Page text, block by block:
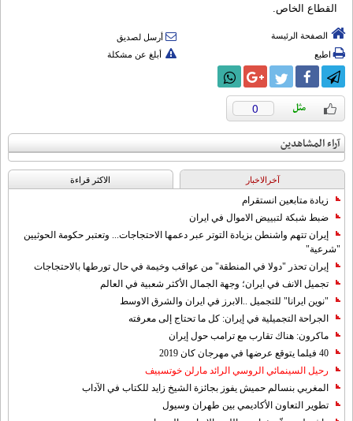
القطاع الخاص.
الصفحة الرئيسة
أرسل لصديق
اطبع
أبلغ عن مشكلة
0
آراء المشاهدين
آخرالاخبار الاکثر قراءة
زيادة متابعين انستقرام
ضبط شبكة لتبييض الاموال في ايران
إيران تتهم واشنطن بزيادة التوتر عبر دعمها الاحتجاجات... وتعتبر حكومة الحوثيين
"شرعية"
إيران تحذر "دولا في المنطقة" من عواقب وخيمة في حال تورطها بالاحتجاجات
تجميل الانف في ايران؛ وجهة الجمال الأكثر شعبية في العالم
"نوين ايرانا" للتجميل ..الابرز في ايران والشرق الاوسط
الجراحة التجميلية في إيران: كل ما تحتاج إلى معرفته
ماكرون: هناك تقارب مع ترامب حول إيران
40 فيلما يتوقع عرضها في مهرجان كان 2019
رحيل السينمائي الروسي الرائد مارلن خوتسييف
المغربي بنسالم حميش يفوز بجائزة الشيخ زايد للكتاب في الآداب
تطوير التعاون الأكاديمي بين طهران وسيول